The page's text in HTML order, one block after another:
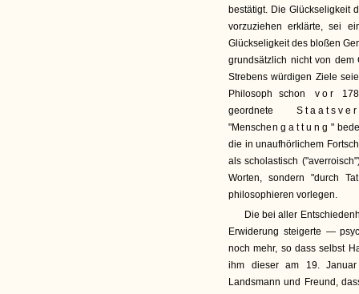
bestätigt. Die Glückseligkeit
vorzuziehen erklärte, sei
Glückseligkeit des bloßen
grundsätzlich nicht von dem
Strebens würdigen Ziele
Philosoph schon
vor
geordnete
"Menschengattung "
die in unaufhörlichem
als scholastisch
Worten, sondern "durch
philosophieren vorlegen.
Die bei aller
Erwiderung steigerte —
noch mehr, so dass selbst
ihm dieser am 19.
Landsmann und Freund,